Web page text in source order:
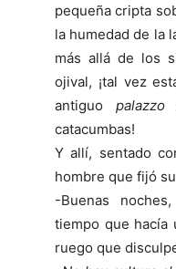
pequeña cripta
la humedad de la
más allá de los
ojival, ¡tal vez
antiguo palazzo
catacumbas!
Y allí, sentado
hombre que fijó
-Buenas
tiempo que hacía
ruego que